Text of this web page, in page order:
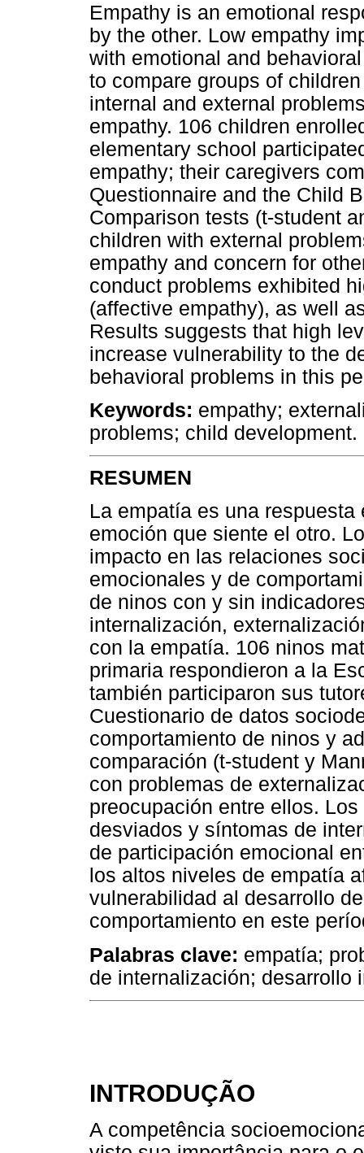
Empathy is an emotional
by the other. Low empathy
with emotional and
to compare groups of
internal and external
empathy. 106 children
elementary school
empathy; their caregivers
Questionnaire and the Child
Comparison tests (t-student
children with external
empathy and concern for
conduct problems exhibited
(affective empathy), as well
Results suggests that high
increase vulnerability to the
behavioral problems in this
Keywords: empathy;
problems; child development.
RESUMEN
La empatía es una
emoción que siente el otro.
impacto en las relaciones
emocionales y de
de ninos con y sin
internalización,
con la empatía. 106 ninos
primaria respondieron a la
también participaron sus
Cuestionario de datos
comportamiento de ninos y
comparación (t-student y
con problemas de
preocupación entre ellos.
desviados y síntomas de
de participación emocional
los altos niveles de empatía
vulnerabilidad al desarrollo
comportamiento en este
Palabras clave: empatía;
de internalización; desarrollo
INTRODUÇÃO
A competência